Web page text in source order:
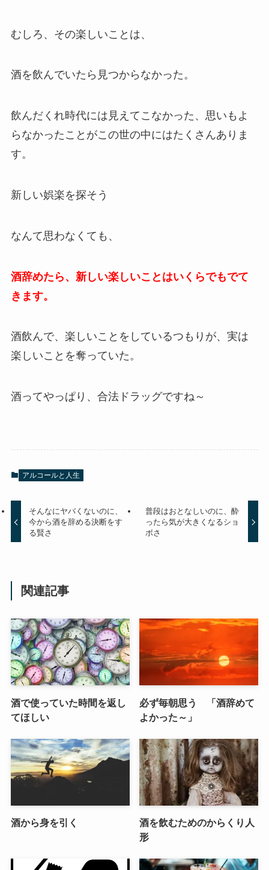
むしろ、その楽しいことは、
酒を飲んでいたら見つからなかった。
飲んだくれ時代には見えてこなかった、思いもよ
らなかったことがこの世の中にはたくさんありま
す。
新しい娯楽を探そう
なんて思わなくても、
酒辞めたら、新しい楽しいことはいくらでもでて
きます。
酒飲んで、楽しいことをしているつもりが、実は
楽しいことを奪っていた。
酒ってやっぱり、合法ドラッグですね～
アルコールと人生
そんなにヤバくないのに、
今から酒を辞める決断をす
る賢さ
普段はおとなしいのに、酔
ったら気が大きくなるショ
ボさ
関連記事
酒で使っていた時間を返し
てほしい
必ず毎朝思う 「酒辞めて
よかった～」
酒から身を引く
酒を飲むためのからくり人
形